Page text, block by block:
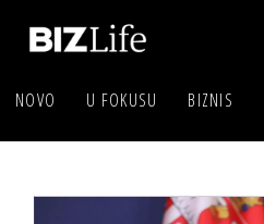
NOVO U FOKUSU BIZNIS